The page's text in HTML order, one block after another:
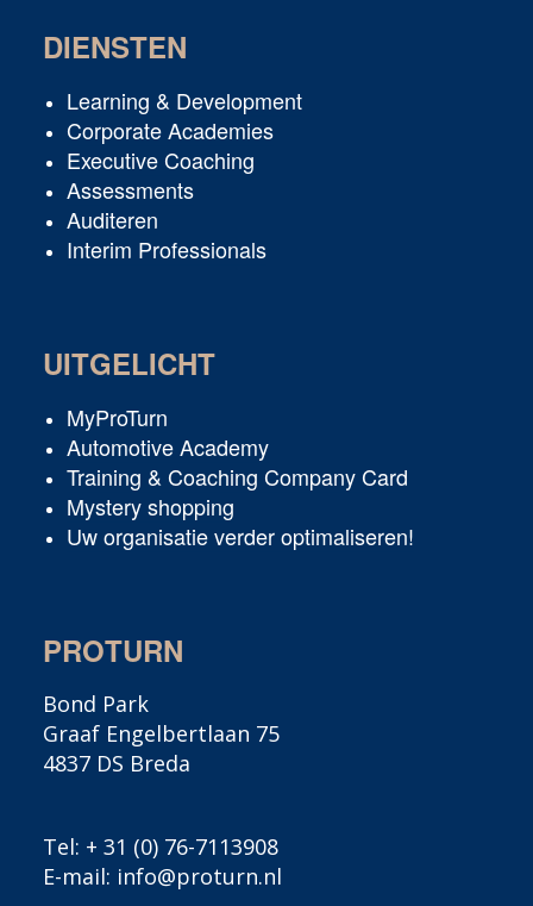
DIENSTEN
Learning & Development
Corporate Academies
Executive Coaching
Assessments
Auditeren
Interim Professionals
UITGELICHT
MyProTurn
Automotive Academy
Training & Coaching Company Card
Mystery shopping
Uw organisatie verder optimaliseren!
PROTURN
Bond Park
Graaf Engelbertlaan 75
4837 DS Breda
Tel: + 31 (0) 76-7113908
E-mail: info@proturn.nl